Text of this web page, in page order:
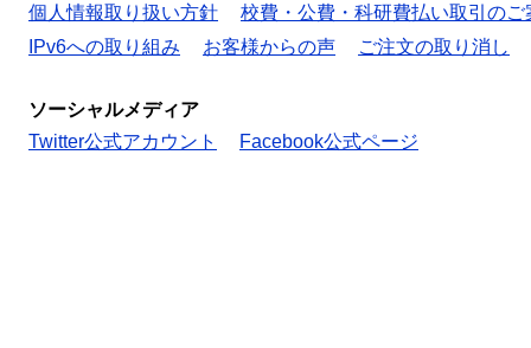
個人情報取り扱い方針
校費・公費・科研費払い取引のご
IPv6への取り組み
お客様からの声 ご注文の取り消し
ソーシャルメディア
Twitter公式アカウント
Facebook公式ページ